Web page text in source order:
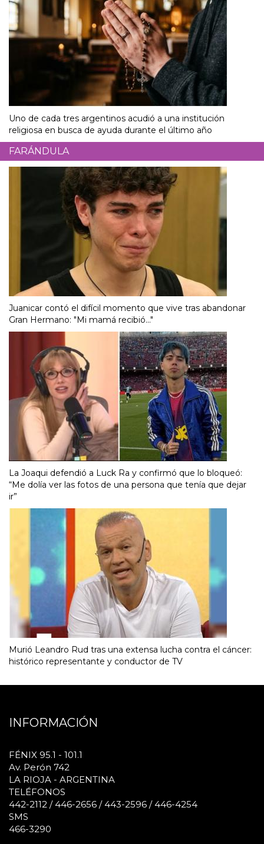
Uno de cada tres argentinos acudió a una institución
religiosa en busca de ayuda durante el último año
FARÁNDULA
Juanicar contó el difícil momento que vive tras abandonar
Gran Hermano: "Mi mamá recibió..."
La Joaqui defendió a Luck Ra y confirmó que lo bloqueó:
“Me dolía ver las fotos de una persona que tenía que dejar
ir”
Murió Leandro Rud tras una extensa lucha contra el cáncer:
histórico representante y conductor de TV
INFORMACIÓN
FÉNIX 95.1 - 101.1
Av. Perón 742
LA RIOJA - ARGENTINA
TELÉFONOS
442-2112 / 446-2656 / 443-2596 / 446-4254
SMS
466-3290